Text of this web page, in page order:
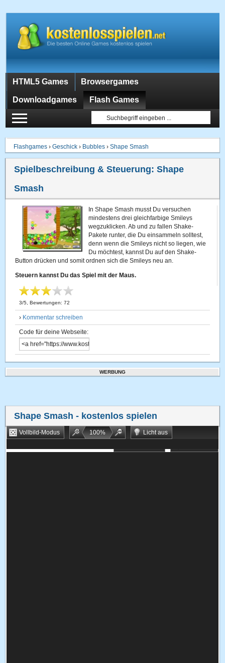
HTML5 Games Browsergames
Downloadgames Flash Games
Flashgames ›Geschick › Bubbles ›Shape Smash
Spielbeschreibung & Steuerung:Shape
Smash
In Shape Smash musst Du versuchen
mindestens drei gleichfarbige Smileys
wegzuklicken. Ab und zu fallen Shake-
Pakete runter, die Du einsammeln solltest,
denn wenn die Smileys nicht so liegen, wie
Du möchtest, kannst Du auf den Shake-
Button drücken und somit ordnen sich die Smileys neu an.
Steuern kannst Du das Spiel mit der Maus.
3/5 , Bewertungen:72
› Kommentar schreiben
Code für deine Webseite:
WERBUNG
Shape Smash - kostenlos spielen
Vollbild-Modus 100%
Licht aus